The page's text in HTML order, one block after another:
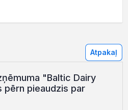
Atpakaļ
"Baltic Dairy
pērn pieaudzis par